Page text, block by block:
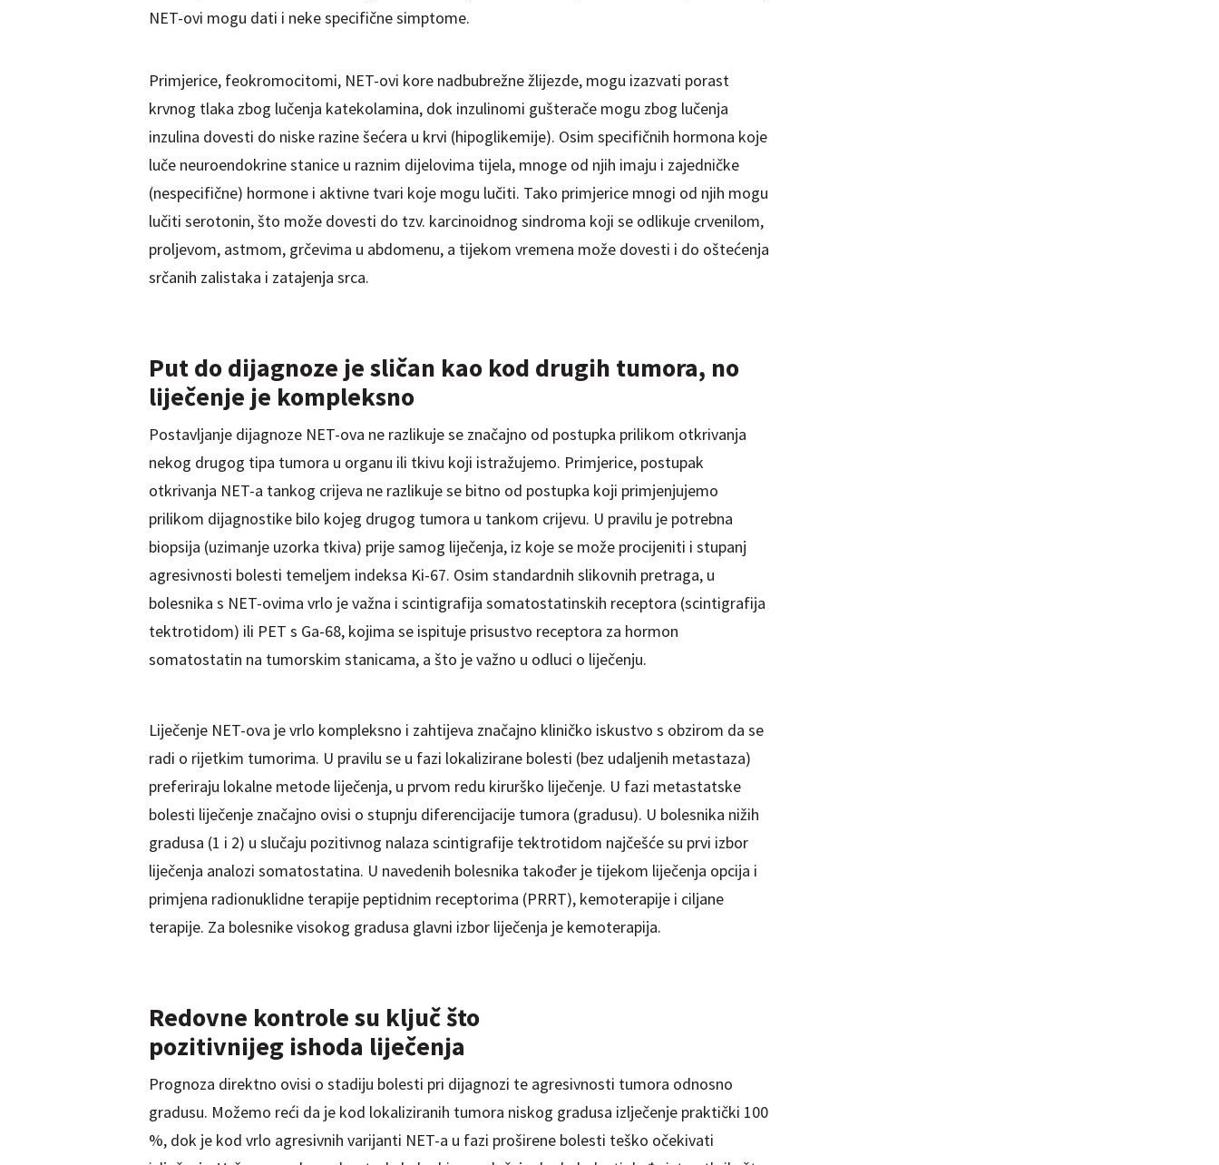
NET-ovi mogu dati i neke specifične simptome.
Primjerice, feokromocitomi, NET-ovi kore nadbubrežne žlijezde, mogu izazvati porast
krvnog tlaka zbog lučenja katekolamina, dok inzulinomi gušterače mogu zbog lučenja
inzulina dovesti do niske razine šećera u krvi (hipoglikemije). Osim specifičnih hormona koje
luče neuroendokrine stanice u raznim dijelovima tijela, mnoge od njih imaju i zajedničke
(nespecifične) hormone i aktivne tvari koje mogu lučiti. Tako primjerice mnogi od njih mogu
lučiti serotonin, što može dovesti do tzv. karcinoidnog sindroma koji se odlikuje crvenilom,
proljevom, astmom, grčevima u abdomenu, a tijekom vremena može dovesti i do oštećenja
srčanih zalistaka i zatajenja srca.
Put do dijagnoze je sličan kao kod drugih tumora, no
liječenje je kompleksno
Postavljanje dijagnoze NET-ova ne razlikuje se značajno od postupka prilikom otkrivanja
nekog drugog tipa tumora u organu ili tkivu koji istražujemo. Primjerice, postupak
otkrivanja NET-a tankog crijeva ne razlikuje se bitno od postupka koji primjenjujemo
prilikom dijagnostike bilo kojeg drugog tumora u tankom crijevu. U pravilu je potrebna
biopsija (uzimanje uzorka tkiva) prije samog liječenja, iz koje se može procijeniti i stupanj
agresivnosti bolesti temeljem indeksa Ki-67. Osim standardnih slikovnih pretraga, u
bolesnika s NET-ovima vrlo je važna i scintigrafija somatostatinskih receptora (scintigrafija
tektrotidom) ili PET s Ga-68, kojima se ispituje prisustvo receptora za hormon
somatostatin na tumorskim stanicama, a što je važno u odluci o liječenju.
Liječenje NET-ova je vrlo kompleksno i zahtijeva značajno kliničko iskustvo s obzirom da se
radi o rijetkim tumorima. U pravilu se u fazi lokalizirane bolesti (bez udaljenih metastaza)
preferiraju lokalne metode liječenja, u prvom redu kirurško liječenje. U fazi metastatske
bolesti liječenje značajno ovisi o stupnju diferencijacije tumora (gradusu). U bolesnika nižih
gradusa (1 i 2) u slučaju pozitivnog nalaza scintigrafije tektrotidom najčešće su prvi izbor
liječenja analozi somatostatina. U navedenih bolesnika također je tijekom liječenja opcija i
primjena radionuklidne terapije peptidnim receptorima (PRRT), kemoterapije i ciljane
terapije. Za bolesnike visokog gradusa glavni izbor liječenja je kemoterapija.
Redovne kontrole su ključ što
pozitivnijeg ishoda liječenja
Prognoza direktno ovisi o stadiju bolesti pri dijagnozi te agresivnosti tumora odnosno
gradusu. Možemo reći da je kod lokaliziranih tumora niskog gradusa izlječenje praktički 100
%, dok je kod vrlo agresivnih varijanti NET-a u fazi proširene bolesti teško očekivati